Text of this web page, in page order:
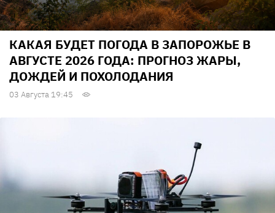
КАКАЯ БУДЕТ ПОГОДА В ЗАПОРОЖЬЕ В
АВГУСТЕ 2026 ГОДА: ПРОГНОЗ ЖАРЫ,
ДОЖДЕЙ И ПОХОЛОДАНИЯ
03 Августа 19:45